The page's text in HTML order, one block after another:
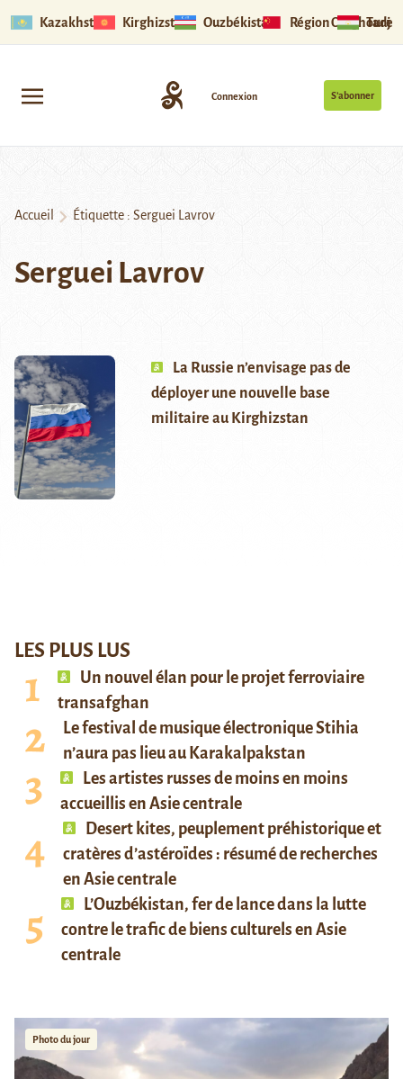
Kazakhstan Kirghizstan Ouzbékistan Région Ouïghoure
S’abonner
Connexion
Accueil Étiquette : Serguei Lavrov
Serguei Lavrov
La Russie n’envisage pas de
déployer une nouvelle base
militaire au Kirghizstan
LES PLUS LUS
Un nouvel élan pour le projet ferroviaire
transafghan
Le festival de musique électronique Stihia
n’aura pas lieu au Karakalpakstan
Les artistes russes de moins en moins
accueillis en Asie centrale
Desert kites, peuplement préhistorique et
cratères d’astéroïdes : résumé de recherches
en Asie centrale
L’Ouzbékistan, fer de lance dans la lutte
contre le trafic de biens culturels en Asie
centrale
Photo du jour